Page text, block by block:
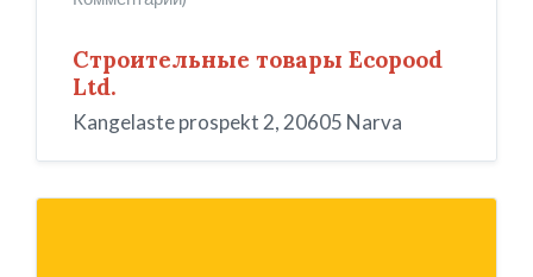
Строительные товары Ecopood
Ltd.
Kangelaste prospekt 2, 20605 Narva